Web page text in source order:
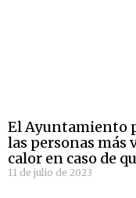
El Ayuntamiento
las personas más
calor en caso de
11 de julio de 2023